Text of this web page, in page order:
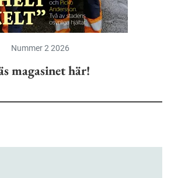
Nummer 2 2026
magasinet här!